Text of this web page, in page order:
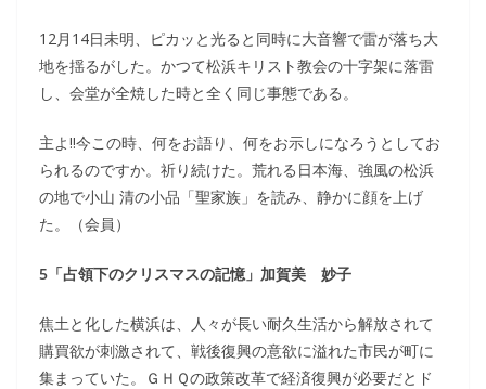
12月14日未明、ピカッと光ると同時に大音響で雷が落ち大
地を揺るがした。かつて松浜キリスト教会の十字架に落雷
し、会堂が全焼した時と全く同じ事態である。
主よ!!今この時、何をお語り、何をお示しになろうとしてお
られるのですか。祈り続けた。荒れる日本海、強風の松浜
の地で小山 清の小品「聖家族」を読み、静かに顔を上げ
た。（会員）
5「占領下のクリスマスの記憶」加賀美 妙子
焦土と化した横浜は、人々が長い耐久生活から解放されて
購買欲が刺激されて、戦後復興の意欲に溢れた市民が町に
集まっていた。ＧＨＱの政策改革で経済復興が必要だとド